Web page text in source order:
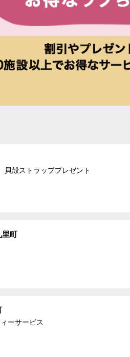
殻ストラッププレゼント
里町
ーサービス